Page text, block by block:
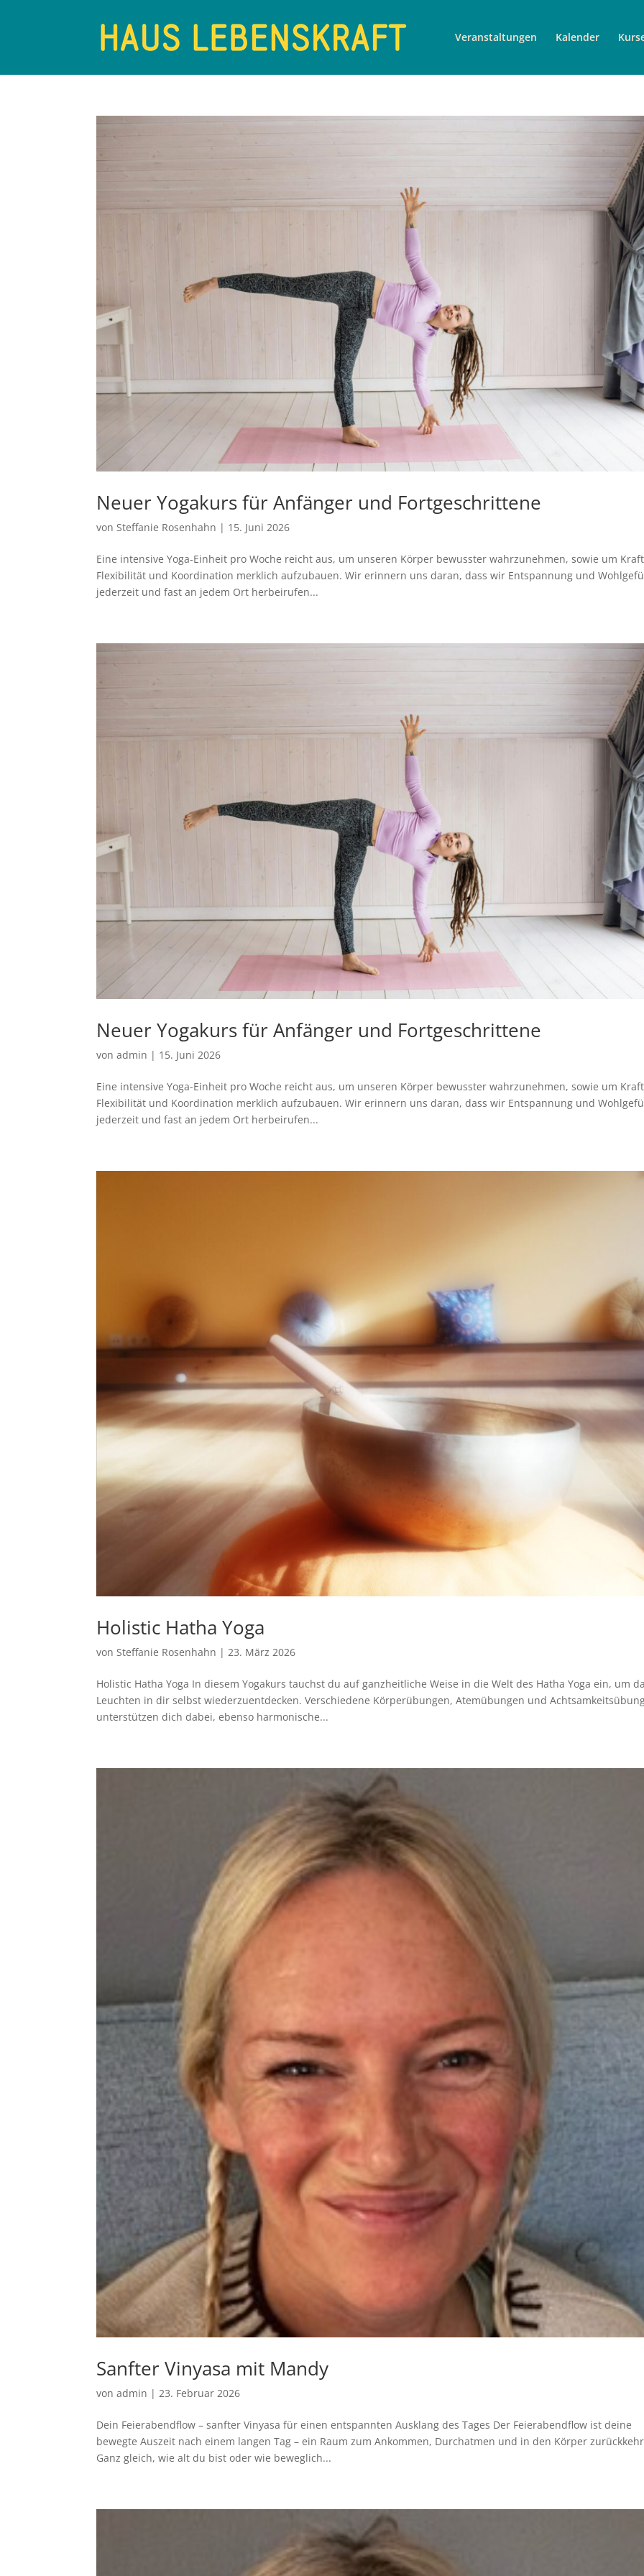
Veranstaltungen Kalender
Neuer Yogakurs für Anfänger und Fortgeschrittene
von Steffanie Rosenhahn | 15. Juni 2026
Eine intensive Yoga-Einheit pro Woche reicht aus, um unseren Körper bewusster wahrzunehmen, sowie um
Flexibilität und Koordination merklich aufzubauen. Wir erinnern uns daran, dass wir Entspannung und
jederzeit und fast an jedem Ort herbeirufen...
Neuer Yogakurs für Anfänger und Fortgeschrittene
vonadmin | 15. Juni 2026
Eine intensive Yoga-Einheit pro Woche reicht aus, um unseren Körper bewusster wahrzunehmen, sowie um
Flexibilität und Koordination merklich aufzubauen. Wir erinnern uns daran, dass wir Entspannung und
jederzeit und fast an jedem Ort herbeirufen...
Holistic Hatha Yoga
vonSteffanie Rosenhahn |23. März 2026
Holistic Hatha Yoga In diesem Yogakurs tauchst du auf ganzheitliche Weise in die Welt des Hatha Yoga ein, um
Leuchten in dir selbst wiederzuentdecken. Verschiedene Körperübungen, Atemübungen und
unterstützen dich dabei, ebenso harmonische...
Sanfter Vinyasa mit Mandy
vonadmin |23. Februar 2026
Dein Feierabendflow – sanfter Vinyasa für einen entspannten Ausklang des Tages Der Feierabendflow ist deine
bewegte Auszeit nach einem langen Tag – ein Raum zum Ankommen, Durchatmen und in den Körper
Ganz gleich, wie alt du bist oder wie beweglich...